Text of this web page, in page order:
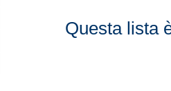
Questa lista